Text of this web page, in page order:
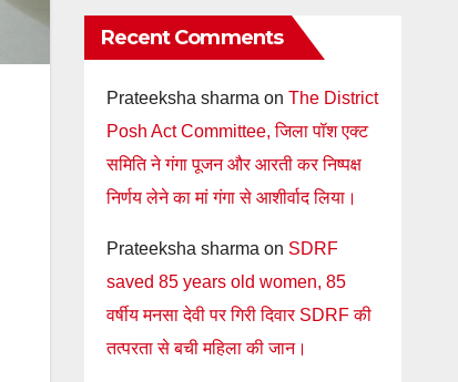
Recent Comments
Prateeksha sharma on The District
Posh Act Committee, जिला पॉश एक्ट
समिति ने गंगा पूजन और आरती कर निष्पक्ष
निर्णय लेने का मां गंगा से आशीर्वाद लिया।
Prateeksha sharma on SDRF
saved 85 years old women, 85
वर्षीय मनसा देवी पर गिरी दिवार SDRF की
तत्परता से बची महिला की जान।